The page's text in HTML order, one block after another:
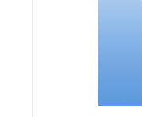
für den Einsatz in
von einem
diese 2. Wahl-